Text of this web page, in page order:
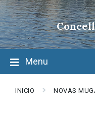
Menu
INICIO NOVAS